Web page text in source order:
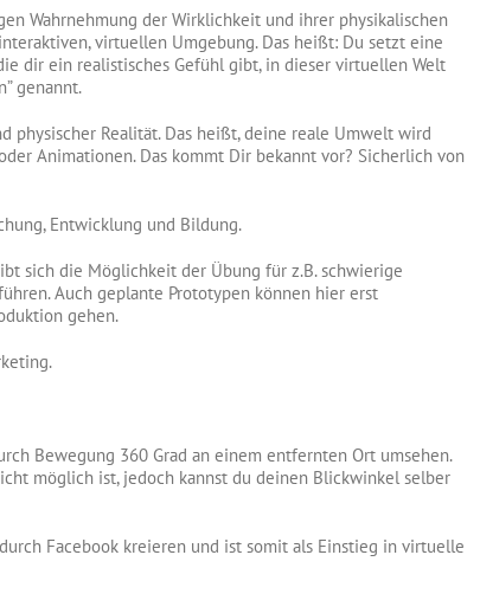
Wahrnehmung der Wirklichkeit und ihrer physikalischen
virtuellen Umgebung. Das heißt: Du setzt eine
dir ein realistisches Gefühl gibt, in dieser virtuellen Welt
genannt.
physischer Realität. Das heißt, deine reale Umwelt wird
Animationen. Das kommt Dir bekannt vor? Sicherlich von
Entwicklung und Bildung.
sich die Möglichkeit der Übung für z.B. schwierige
Auch geplante Prototypen können hier erst
gehen.
Bewegung 360 Grad an einem entfernten Ort umsehen.
möglich ist, jedoch kannst du deinen Blickwinkel selber
Facebook kreieren und ist somit als Einstieg in virtuelle